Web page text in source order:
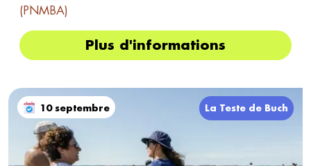
(PNMBA)
Plus d'informations
10 septembre La Teste de Buch